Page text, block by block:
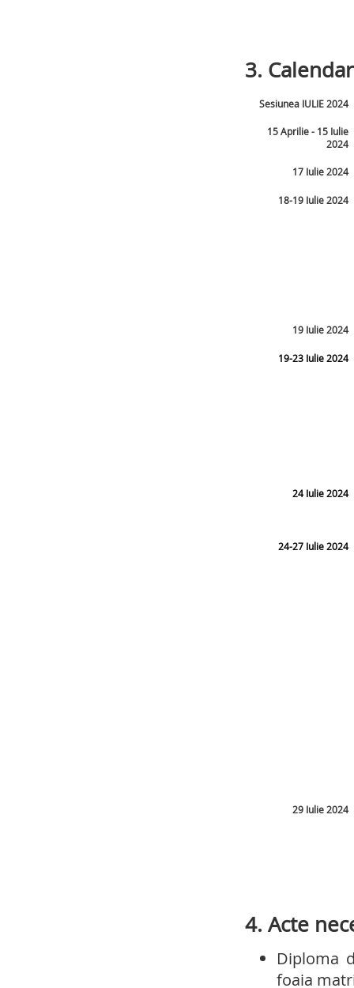
3. Calendar
Sesiunea IULIE 2024
15 Aprilie - 15 Iulie
2024
17 Iulie 2024
18-19 Iulie 2024
19 Iulie 2024
19-23 Iulie 2024
24 Iulie 2024
24-27 Iulie 2024
29 Iulie 2024
4. Acte
Diploma
foaia